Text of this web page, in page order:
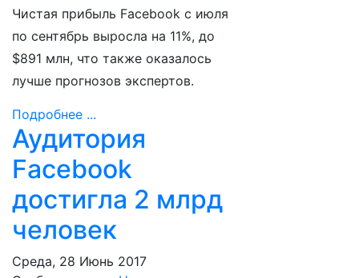
Чистая прибыль Facebook с июля
по сентябрь выросла на 11%, до
$891 млн, что также оказалось
лучше прогнозов экспертов.
Подробнее ...
Аудитория
Facebook
достигла 2 млрд
человек
Среда, 28 Июнь 2017